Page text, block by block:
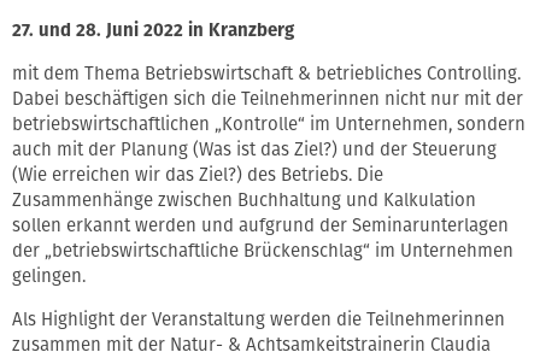
27. und 28. Juni 2022 in Kranzberg
mit dem Thema Betriebswirtschaft & betriebliches Controlling.
Dabei beschäftigen sich die Teilnehmerinnen nicht nur mit der
betriebswirtschaftlichen „Kontrolle“ im Unternehmen, sondern
auch mit der Planung (Was ist das Ziel?) und der Steuerung
(Wie erreichen wir das Ziel?) des Betriebs. Die
Zusammenhänge zwischen Buchhaltung und Kalkulation
sollen erkannt werden und aufgrund der Seminarunterlagen
der „betriebswirtschaftliche Brückenschlag“ im Unternehmen
gelingen.
Als Highlight der Veranstaltung werden die Teilnehmerinnen
zusammen mit der Natur- & Achtsamkeitstrainerin Claudia